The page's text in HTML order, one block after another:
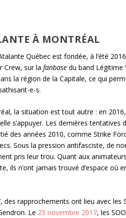
À MONTRÉAL
Québec est fondée, à l’été
Crew, sur lafanbase du band
la région de la Capitale, ce qui
e-s.
la situation est tout autre : en
s’appuyer. Les dernières
des années 2010, comme Strike
Sous la pression antifasciste, de
pris leur trou. Quant aux
ils n’ont jamais trouvé d’espace
des rapprochements ont lieu avec
Le 25 novembre 2017, les